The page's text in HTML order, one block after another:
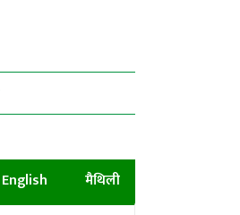
English मैथिली